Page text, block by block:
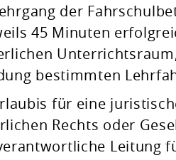
der
45 Minuten
bestimmten
für eine
Rechts oder
Leitung